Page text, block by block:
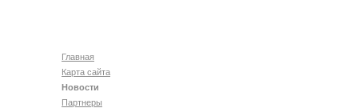
Главная
Карта сайта
Новости
Партнеры